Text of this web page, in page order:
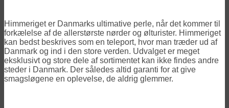
Himmeriget er Danmarks ultimative perle, når det kommer til
forkælelse af de allerstørste nørder og ølturister. Himmeriget
kan bedst beskrives som en teleport, hvor man træder ud af
Danmark og ind i den store verden. Udvalget er meget
eksklusivt og store dele af sortimentet kan ikke findes andre
steder i Danmark. Der således altid garanti for at give
smagsløgene en oplevelse, de aldrig glemmer.